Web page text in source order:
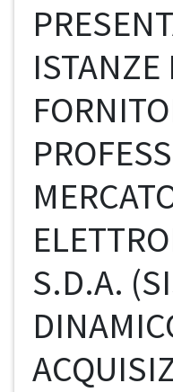
ISTANZE
S.D.A.